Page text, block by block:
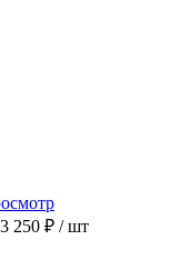
3 250 ₽ / шт